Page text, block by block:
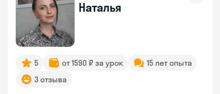
Наталья
5 от 1590 ₽ за урок
15 лет опыта
3 отзыва